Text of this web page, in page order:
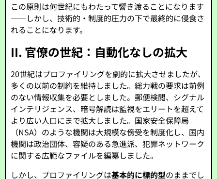
この原則は何世紀にもわたって響き渡ることになります
——しかし、技術的・制度的圧力の下で最終的に侵食さ
れることになります。
II. 官僚の世紀：自動化なしの拡大
20世紀はプロファイリングを劇的に拡大させましたが、
多くの以前の制約を維持しました。総力戦の要求は前例
のない情報収集を必要としました。郵便検閲、シグナル
インテリジェンス、暗号解読は監視をエリートを超えて
より広い人口にまで拡大しました。国家安全保障局
（NSA）のような機関は大規模な傍受を制度化し、国内
機関は政治団体、容疑のある急進派、犯罪ネットワーク
に関する広範なファイルを編纂しました。
しかし、プロファイリングは基本的に標的型のままでし